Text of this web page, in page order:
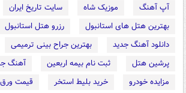
آپ آهنگ موزیک شاه
سایت تاریخ ایران
بهترین هتل های استانبول
رزرو هتل استانبول
دانلود آهنگ جدید
بهترین جراح بینی ترمیمی
پرشین هتل
ثبت نام بیمه اربعین
آهنگ
مزایده خودرو
خرید بلیط استخر
قیمت